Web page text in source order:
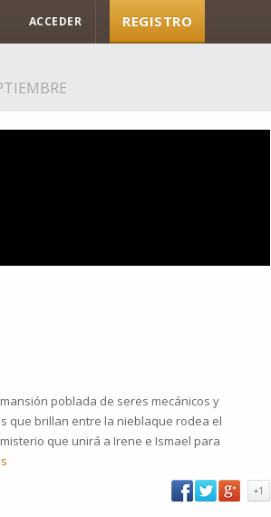
ACCEDER REGISTRO
poblada de seres mecánicos y
que brillan entre la nieblaque rodea el
que unirá a Irene e Ismael para
+1